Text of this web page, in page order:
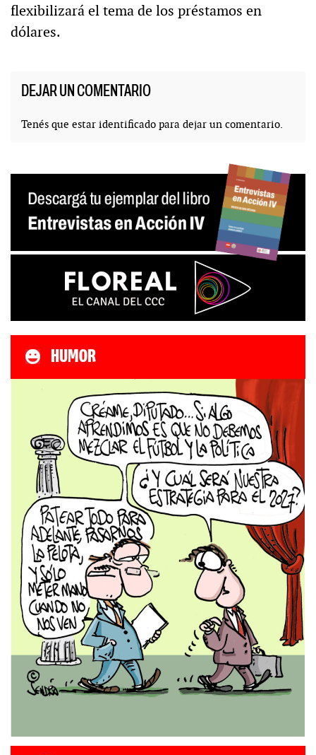
flexibilizará el tema de los préstamos en
dólares.
DEJAR UN COMENTARIO
Tenés que estar identificado para dejar un comentario.
HUMOR